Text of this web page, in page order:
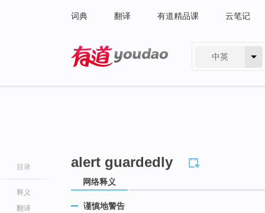
词典 翻译 有道精品课 云笔记
中英
目录
释义
翻译
alert guardedly
网络释义
谨慎地警告